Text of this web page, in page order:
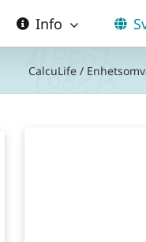
Info
CalcuLife /